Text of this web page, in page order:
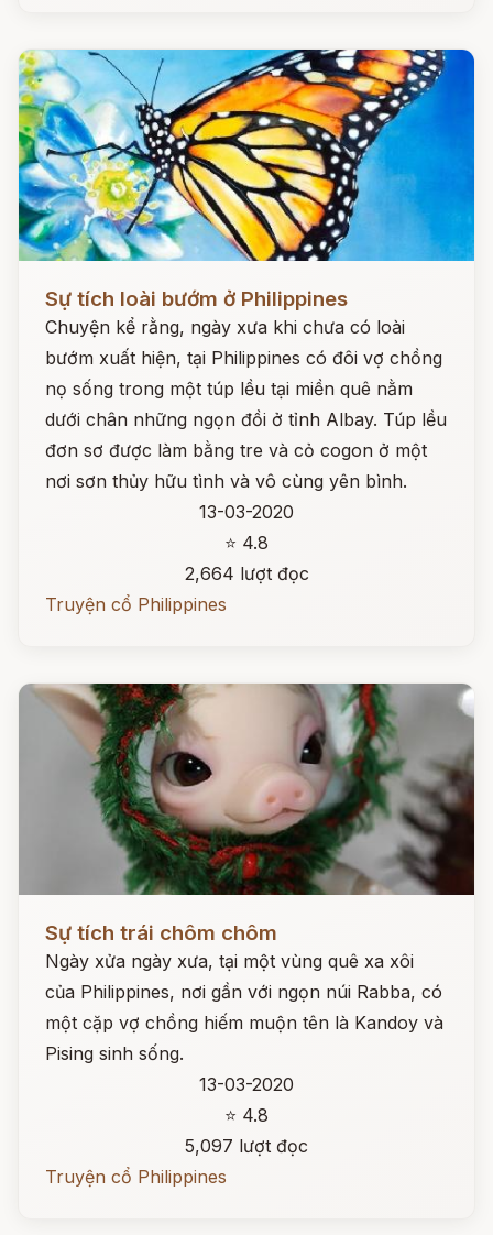
Sự tích loài bướm ở Philippines
Chuyện kể rằng, ngày xưa khi chưa có loài
bướm xuất hiện, tại Philippines có đôi vợ chồng
nọ sống trong một túp lều tại miền quê nằm
dưới chân những ngọn đồi ở tỉnh Albay. Túp lều
đơn sơ được làm bằng tre và cỏ cogon ở một
nơi sơn thủy hữu tình và vô cùng yên bình.
13-03-2020
⭐ 4.8
2,664 lượt đọc
Truyện cổ Philippines
Sự tích trái chôm chôm
Ngày xửa ngày xưa, tại một vùng quê xa xôi
của Philippines, nơi gần với ngọn núi Rabba, có
một cặp vợ chồng hiếm muộn tên là Kandoy và
Pising sinh sống.
13-03-2020
⭐ 4.8
5,097 lượt đọc
Truyện cổ Philippines